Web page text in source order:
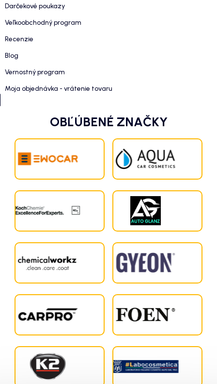
Darčekové poukazy
Veľkoobchodný program
Recenzie
Blog
Vernostný program
Moja objednávka - vrátenie tovaru
OBĽÚBENÉ ZNAČKY